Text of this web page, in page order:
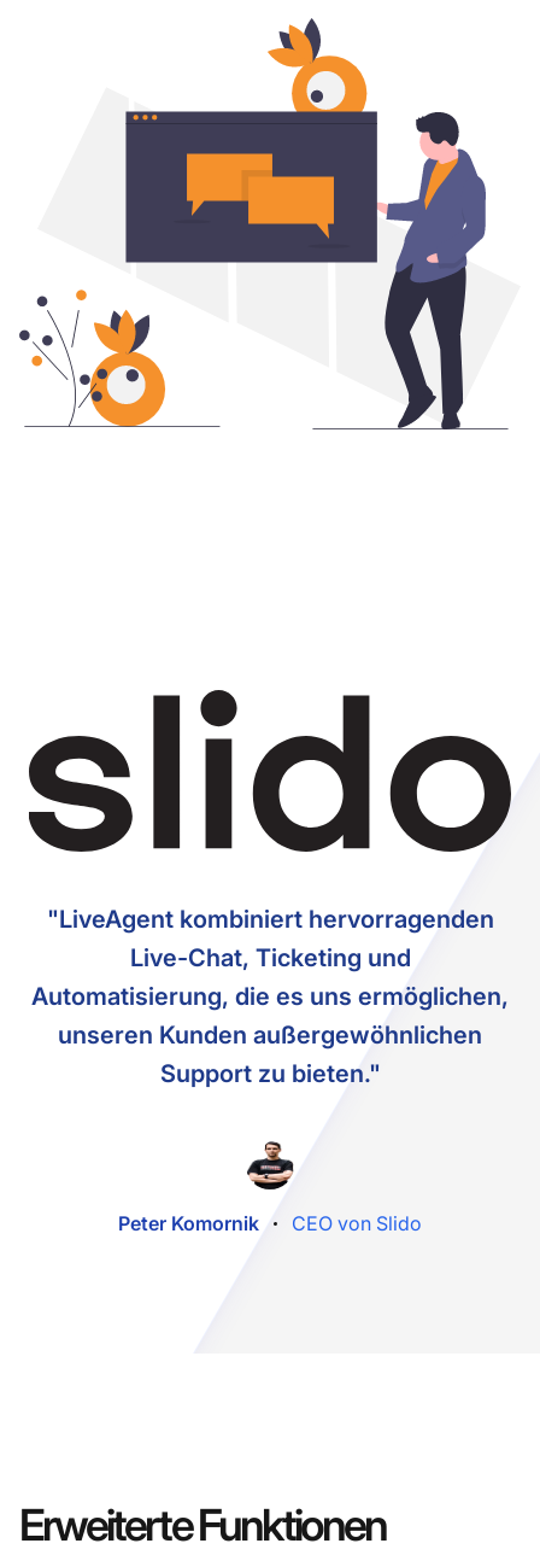
"LiveAgent kombiniert hervorragenden
Live-Chat, Ticketing und
Automatisierung, die es uns ermöglichen,
unseren Kunden außergewöhnlichen
Support zu bieten."
Peter Komornik CEO von Slido
Erweiterte Funktionen